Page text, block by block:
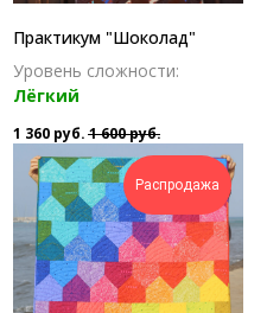
Практикум "Шоколад"
Уровень сложности:
Лёгкий
1 360 руб. 1 600руб.
Распродажа